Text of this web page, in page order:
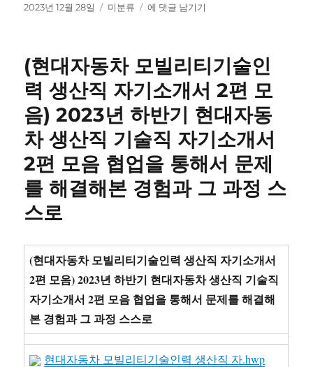
작
2023년 12월 28일
카
미분류
[현
차
모
빌
리
티
기
술
인
력
자
년
반
기]
현
자
동
에 댓글 남기기
(현대자동차 모빌리티기술인
력 생산직 자기소개서 2편 모
음) 2023년 하반기 현대자동
차 생산직 기술직 자기소개서
2편 모음 협업을 통해서 문제
를 해결해본 경험과 그 과정 스
스로
(현대자동차 모빌리티기술인력 생산직 자기소개서
2편 모음) 2023년 하반기 현대자동차 생산직 기술직
자기소개서 2편 모음 협업을 통해서 문제를 해결해
본 경험과 그 과정 스스로
현대자동차 모빌리티기술인력 생산직 자.hwp